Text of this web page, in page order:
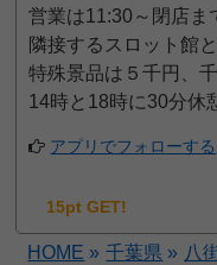
営業は11:30～閉店ま
隣接するスロット館と
特殊景品は５千円、
14時と18時に30分休
アプリでフォローする
15pt GET!
HOME » 千葉県 » 八